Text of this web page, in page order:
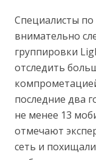
Специалисты по
внимательно
группировки
отследить
последние два
не менее 13
отмечают
сеть и